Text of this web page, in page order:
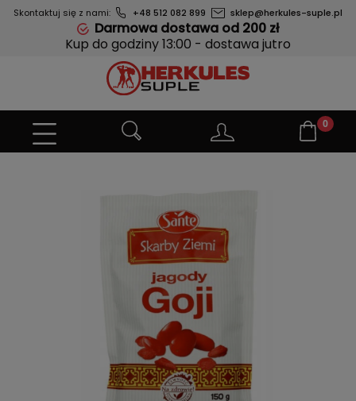
Skontaktuj się z nami: +48 512 082 899 sklep@herkules-suple.pl
Darmowa dostawa od 200 zł
Kup do godziny 13:00 - dostawa jutro